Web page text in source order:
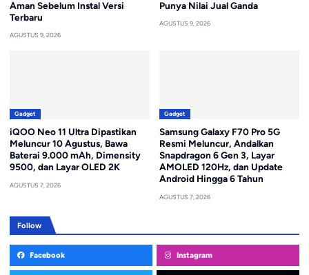
Aman Sebelum Instal Versi
Terbaru
AGUSTUS 9, 2026
Punya Nilai Jual Ganda
AGUSTUS 9, 2026
Gadget
iQOO Neo 11 Ultra Dipastikan
Meluncur 10 Agustus, Bawa
Baterai 9.000 mAh, Dimensity
9500, dan Layar OLED 2K
AGUSTUS 7, 2026
Gadget
Samsung Galaxy F70 Pro 5G
Resmi Meluncur, Andalkan
Snapdragon 6 Gen 3, Layar
AMOLED 120Hz, dan Update
Android Hingga 6 Tahun
AGUSTUS 7, 2026
Follow
Facebook Instagram